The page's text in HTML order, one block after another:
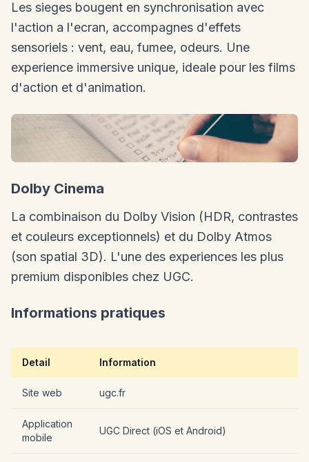
Les sieges bougent en synchronisation avec
l'action a l'ecran, accompagnes d'effets
sensoriels : vent, eau, fumee, odeurs. Une
experience immersive unique, ideale pour les films
d'action et d'animation.
Dolby Cinema
La combinaison du Dolby Vision (HDR, contrastes
et couleurs exceptionnels) et du Dolby Atmos
(son spatial 3D). L'une des experiences les plus
premium disponibles chez UGC.
Informations pratiques
Detail Information
Site web ugc.fr
Application
mobile
UGC Direct (iOS et Android)